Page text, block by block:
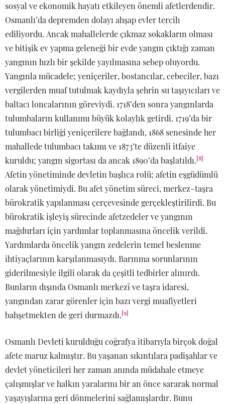
sosyal ve ekonomik hayatı etkileyen önemli afetlerdendir.
Osmanlı’da depremden dolayı ahşap evler tercih
ediliyordu. Ancak mahallelerde çıkmaz sokakların olması
ve bitişik ev yapma geleneği bir evde yangın çıktığı zaman
yangının hızlı bir şekilde yayılmasına sebep oluyordu.
Yangınla mücadele; yeniçeriler, bostancılar, cebeciler, bazı
vergilerden muaf tutulmak kaydıyla şehrin su taşıyıcıları ve
baltacı loncalarının göreviydi. 1718’den sonra yangınlarda
tulumbaların kullanımı büyük kolaylık getirdi. 1719’da bir
tulumbacı birliği yeniçerilere bağlandı, 1868 senesinde her
mahallede tulumbacı takımı ve 1873’te düzenli itfaiye
kuruldu; yangın sigortası da ancak 1890’da başlatıldı.[8]
Afetin yönetiminde devletin başlıca rolü; afetin eşgüdümlü
olarak yönetimiydi. Bu afet yönetim süreci, merkez–taşra
bürokratik yapılanması çerçevesinde gerçekleştirilirdi. Bu
bürokratik işleyiş sürecinde afetzedeler ve yangının
mağdurları için yardımlar toplanmasına öncelik verildi.
Yardımlarda öncelik yangın zedelerin temel beslenme
ihtiyaçlarının karşılanmasıydı. Barınma sorunlarının
giderilmesiyle ilgili olarak da çeşitli tedbirler alınırdı.
Bunların dışında Osmanlı merkezî ve taşra idaresi,
yangından zarar görenler için bazı vergi muafiyetleri
bahşetmekten de geri durmazdı.[9]
Osmanlı Devleti kurulduğu coğrafya itibarıyla birçok doğal
afete maruz kalmıştır. Bu yaşanan sıkıntılara padişahlar ve
devlet yöneticileri her zaman anında müdahale etmeye
çalışmışlar ve halkın yaralarını bir an önce sararak normal
yaşayışlarına geri dönmelerini sağlamışlardır. Bunu